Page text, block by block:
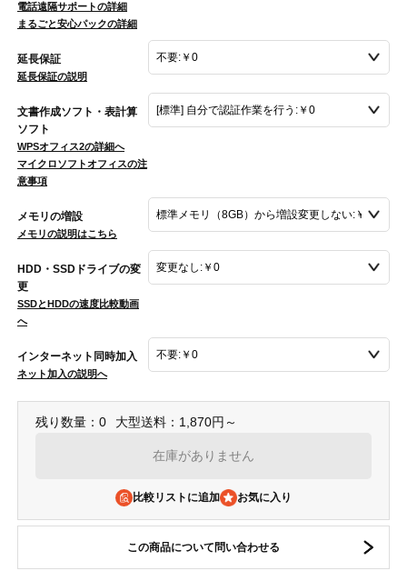
電話遠隔サポートの詳細
まるごと安心パックの詳細
延長保証
延長保証の説明
文書作成ソフト・表計算
ソフト
WPSオフィス2の詳細へ
マイクロソフトオフィスの注
意事項
メモリの増設
メモリの説明はこちら
HDD・SSDドライブの変
更
SSDとHDDの速度比較動画
へ
インターネット同時加入
ネット加入の説明へ
残り数量：0 大型送料：1,870円～
在庫がありません
比較リストに追加
この商品について問い合わせる